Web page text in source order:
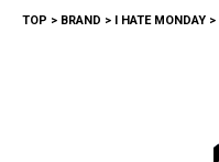
TOP BRAND I HATE MONDAY